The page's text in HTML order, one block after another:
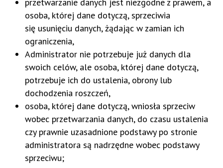
przetwarzanie danych jest niezgodne z prawem, a
osoba, której dane dotyczą, sprzeciwia
się usunięciu danych, żądając w zamian ich
ograniczenia,
Administrator nie potrzebuje już danych dla
swoich celów, ale osoba, której dane dotyczą,
potrzebuje ich do ustalenia, obrony lub
dochodzenia roszczeń,
osoba, której dane dotyczą, wniosła sprzeciw
wobec przetwarzania danych, do czasu ustalenia
czy prawnie uzasadnione podstawy po stronie
administratora są nadrzędne wobec podstawy
sprzeciwu;